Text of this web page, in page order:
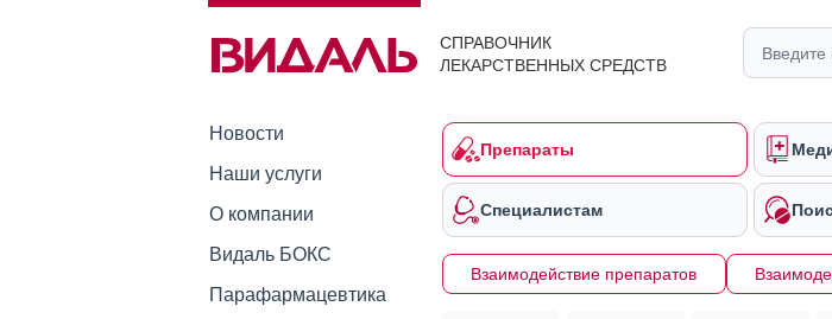
СПРАВОЧНИК
ЛЕКАРСТВЕННЫХ СРЕДСТВ
Новости
Наши услуги
О компании
Видаль БОКС
Парафармацевтика
Препараты
Специалистам
Взаимодействие препаратов